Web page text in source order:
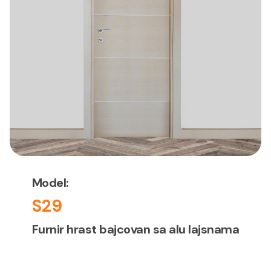
Model:
S29
Furnir hrast bajcovan sa alu lajsnama